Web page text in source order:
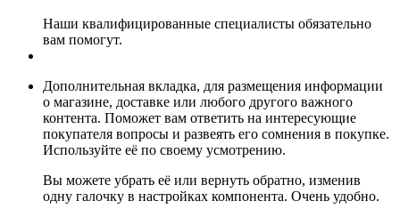
Наши квалифицированные специалисты обязательно
вам помогут.
Дополнительная вкладка, для размещения информации
о магазине, доставке или любого другого важного
контента. Поможет вам ответить на интересующие
покупателя вопросы и развеять его сомнения в покупке.
Используйте её по своему усмотрению.
Вы можете убрать её или вернуть обратно, изменив
одну галочку в настройках компонента. Очень удобно.